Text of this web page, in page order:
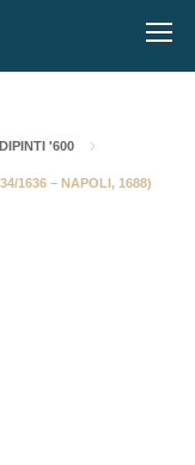
DIPINTI '600
1636 – NAPOLI, 1688)